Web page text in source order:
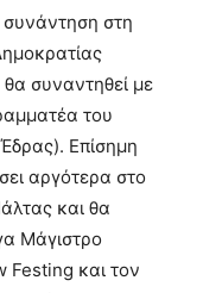
συνάντηση στη
συναντηθεί με
του
Επίσημη
αργότερα στο
και θα
Μάγιστρο
Festing και τον